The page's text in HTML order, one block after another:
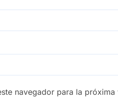
navegador para la próxima